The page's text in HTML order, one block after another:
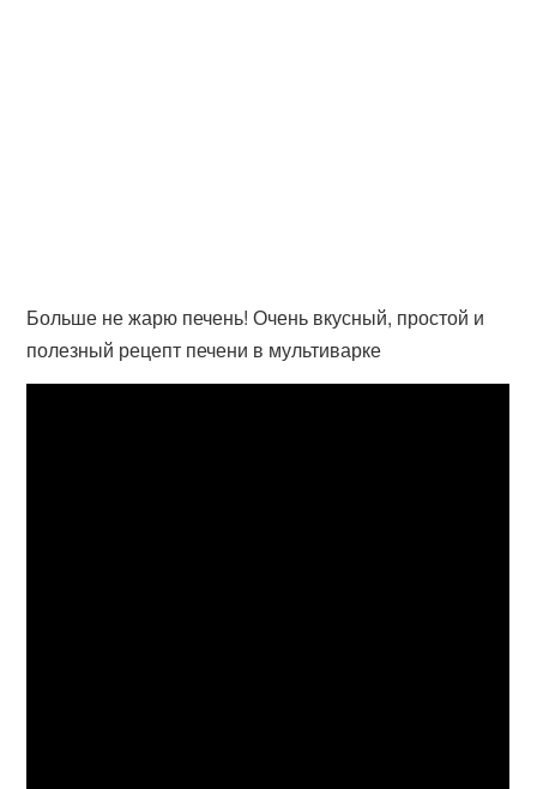
Больше не жарю печень! Очень вкусный, простой и
полезный рецепт печени в мультиварке